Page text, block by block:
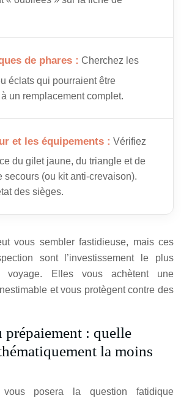
de phares : Cherchez les
éclats qui pourraient être
un remplacement complet.
et les équipements : Vérifiez
du gilet jaune, du triangle et de
secours (ou kit anti-crevaison).
des sièges.
vous sembler fastidieuse, mais ces
sont l’investissement le plus
voyage. Elles vous achètent une
et vous protègent contre des
: quelle
la moins
posera la question fatidique